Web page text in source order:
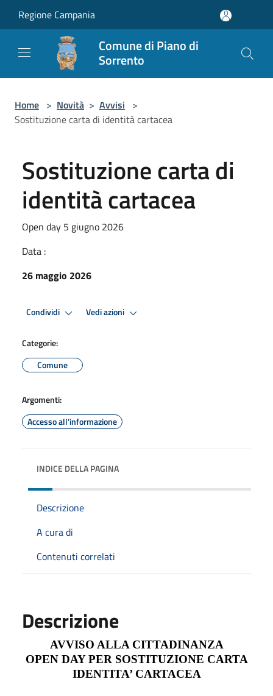
Regione Campania
Comune di Piano di
Sorrento
Home > Novità > Avvisi >
Sostituzione carta di identità cartacea
Sostituzione carta di
identità cartacea
Open day 5 giugno 2026
Data :
26 maggio 2026
Condividi Vedi azioni
Categorie:
Comune
Argomenti:
Accesso all'informazione
INDICE DELLA PAGINA
Descrizione
A cura di
Contenuti correlati
Descrizione
AVVISO ALLA CITTADINANZA
OPEN DAY PER SOSTITUZIONE CARTA
IDENTITA’ CARTACEA